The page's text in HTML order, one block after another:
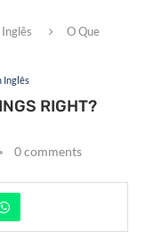
O Que
Inglês
RIGHT?
0 comments